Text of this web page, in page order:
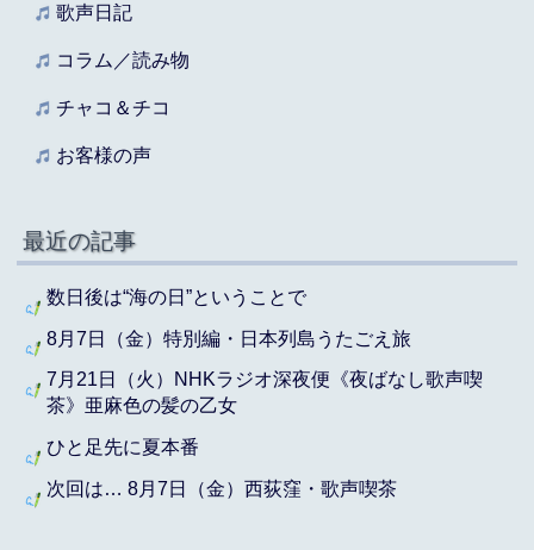
歌声日記
コラム／読み物
チャコ＆チコ
お客様の声
最近の記事
数日後は“海の日”ということで
8月7日（金）特別編・日本列島うたごえ旅
7月21日（火）NHKラジオ深夜便《夜ばなし歌声喫
茶》亜麻色の髪の乙女
ひと足先に夏本番
次回は… 8月7日（金）西荻窪・歌声喫茶